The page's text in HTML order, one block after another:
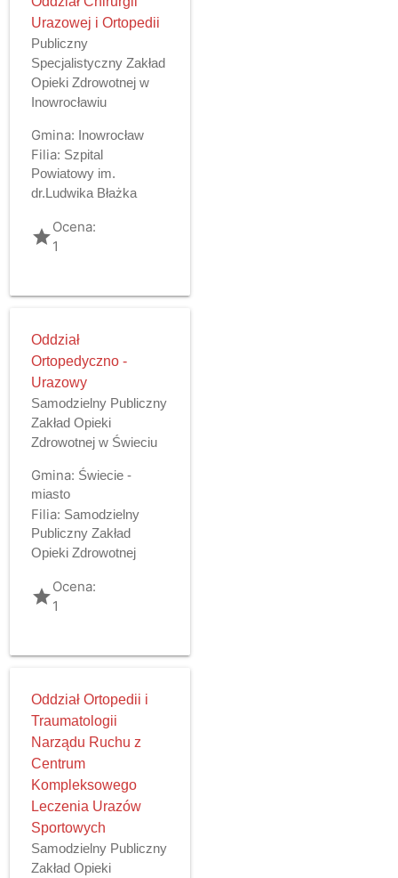
Urazowej i Ortopedii
Publiczny
Specjalistyczny Zakład
Opieki Zdrowotnej w
Inowrocławiu
Gmina: Inowrocław
Filia: Szpital
Powiatowy im.
dr.Ludwika Błażka
gradeOcena:
1
Oddział
Ortopedyczno -
Urazowy
Samodzielny Publiczny
Zakład Opieki
Zdrowotnej w Świeciu
Gmina: Świecie -
miasto
Filia: Samodzielny
Publiczny Zakład
Opieki Zdrowotnej
gradeOcena:
1
Oddział Ortopedii i
Traumatologii
Narządu Ruchu z
Centrum
Kompleksowego
Leczenia Urazów
Sportowych
Samodzielny Publiczny
Zakład Opieki